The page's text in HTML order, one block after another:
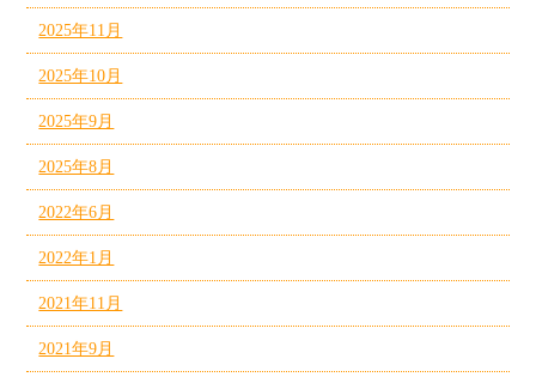
2025年11月
2025年10月
2025年9月
2025年8月
2022年6月
2022年1月
2021年11月
2021年9月